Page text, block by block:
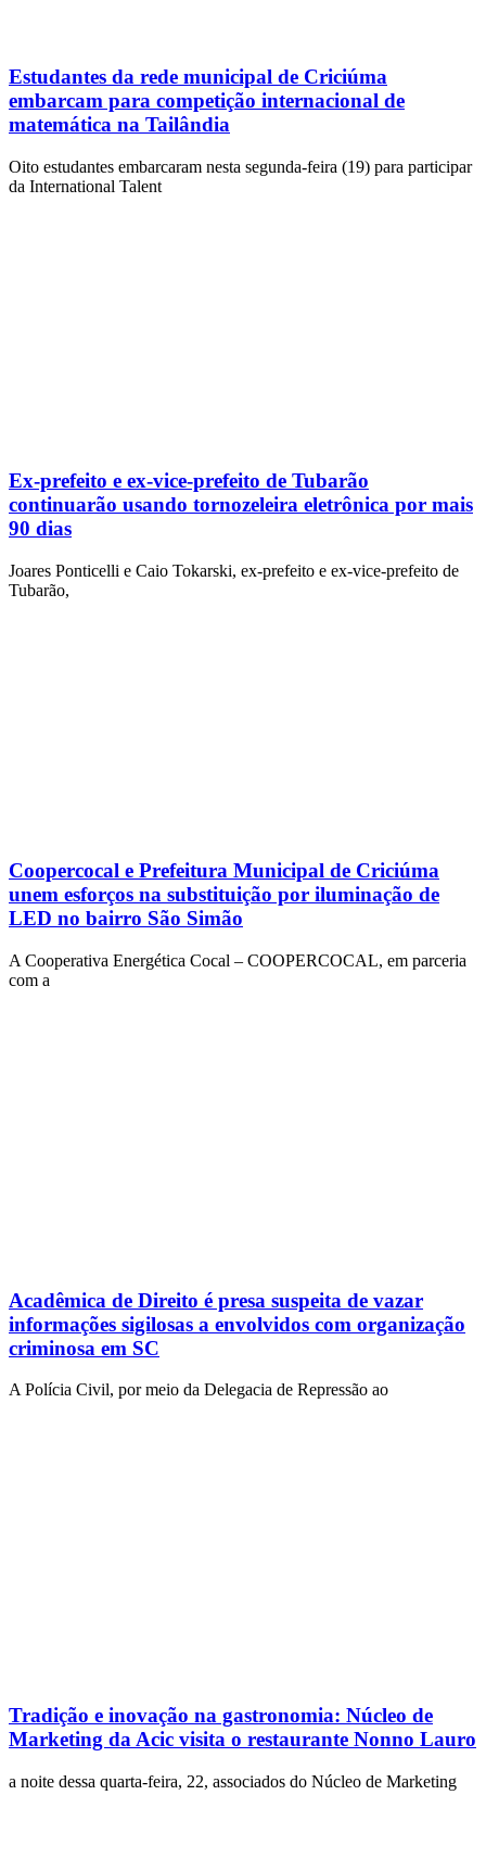
Estudantes da rede municipal de Criciúma
embarcam para competição internacional de
matemática na Tailândia
Oito estudantes embarcaram nesta segunda-feira (19) para participar
da International Talent
Ex-prefeito e ex-vice-prefeito de Tubarão
continuarão usando tornozeleira eletrônica por mais
90 dias
Joares Ponticelli e Caio Tokarski, ex-prefeito e ex-vice-prefeito de
Tubarão,
Coopercocal e Prefeitura Municipal de Criciúma
unem esforços na substituição por iluminação de
LED no bairro São Simão
A Cooperativa Energética Cocal – COOPERCOCAL, em parceria
com a
Acadêmica de Direito é presa suspeita de vazar
informações sigilosas a envolvidos com organização
criminosa em SC
A Polícia Civil, por meio da Delegacia de Repressão ao
Tradição e inovação na gastronomia: Núcleo de
Marketing da Acic visita o restaurante Nonno Lauro
a noite dessa quarta-feira, 22, associados do Núcleo de Marketing